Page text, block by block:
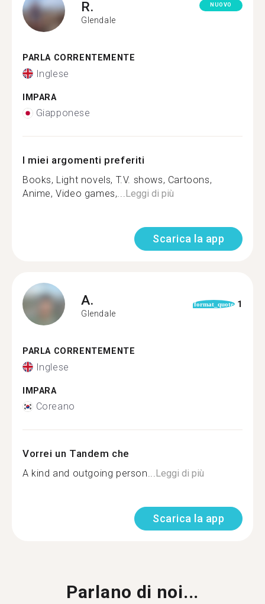
R.
Glendale
NUOVO
PARLA CORRENTEMENTE
Inglese
IMPARA
Giapponese
I miei argomenti preferiti
Books, Light novels, T.V. shows, Cartoons,
Anime, Video games,...Leggi di più
Scarica la app
A.
Glendale
format_quote 1
PARLA CORRENTEMENTE
Inglese
IMPARA
Coreano
Vorrei un Tandem che
A kind and outgoing person...Leggi di più
Scarica la app
Parlano di noi...